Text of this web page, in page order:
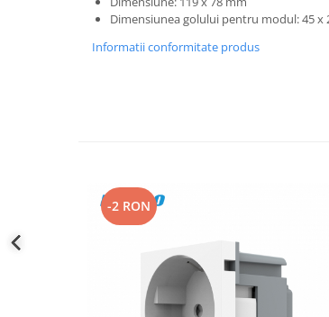
Dimensiunea golului pentru modul: 45 x
Informatii conformitate produs
-2 RON